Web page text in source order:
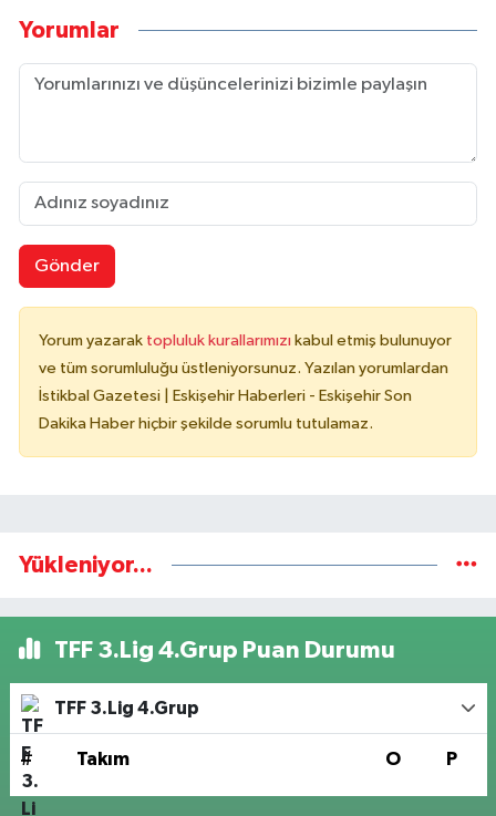
Yorumlar
Gönder
Yorum yazarak topluluk kurallarımızı kabul etmiş bulunuyor
ve tüm sorumluluğu üstleniyorsunuz. Yazılan yorumlardan
İstikbal Gazetesi | Eskişehir Haberleri - Eskişehir Son
Dakika Haber hiçbir şekilde sorumlu tutulamaz.
Yükleniyor...
TFF 3.Lig 4.Grup Puan Durumu
TFF 3.Lig 4.Grup
# Takım O P